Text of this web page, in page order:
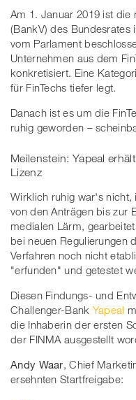
Am 1. Januar 2019 ist die
(BankV) des
vom Parlament
Unternehmen aus dem
konkretisiert. Eine
für FinTechs tiefer legt.
Danach ist es um die
ruhig geworden –
Meilenstein: Yapeal
Lizenz
Wirklich ruhig war's nicht,
von den Anträgen bis zur
medialen Lärm,
bei neuen Regulierungen
Verfahren noch nicht
"erfunden" und getestet
Diesen Findungs- und
Challenger-Bank Yapeal
die Inhaberin der ersten
der FINMA ausgestellt
Andy Waar, Chief
ersehnten Startfreigabe: